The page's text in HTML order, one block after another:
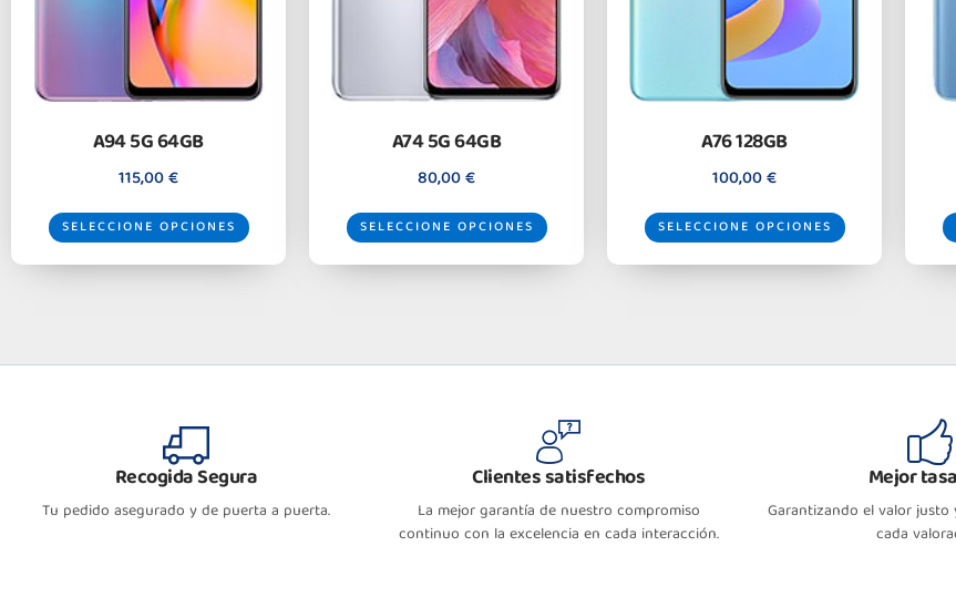
A94 5G 64GB
115,00€
SELECCIONE OPCIONES
A74 5G 64GB
80,00€
SELECCIONE OPCIONES
A76 128GB
100,00€
SELECCIONE OPCIONES
Recogida Segura
Tu pedido asegurado y de puerta a puerta.
Clientes satisfechos
La mejor garantía de nuestro compromiso
continuo con la excelencia en cada interacción.
Mejor
Garantizando el valor
cada